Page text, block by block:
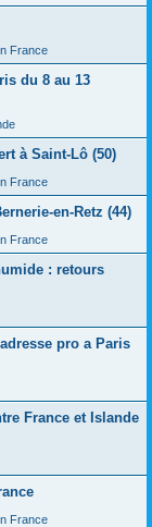
France
du 8 au 13
à Saint-Lô (50)
France
en-Retz (44)
France
: retours
pro a Paris
France et Islande
France